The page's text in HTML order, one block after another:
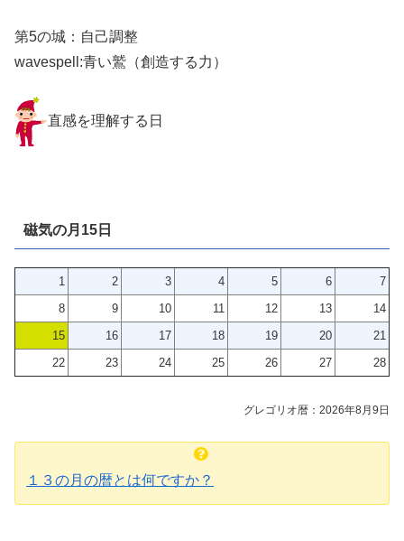
第5の城：自己調整
wavespell:青い鷲（創造する力）
直感を理解する日
磁気の月15日
1 2 3 4 5 6
7
8
9 10 11 12 13
14
15
16 17 18 19 20
21
22
23 24 25 26 27 28
グレゴリオ暦：2026年8月9日
１３の月の暦とは何ですか？